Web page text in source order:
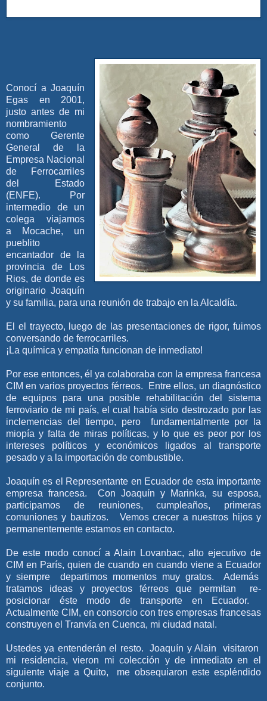
Conocí a Joaquín
Egas en 2001,
justo antes de mi
nombramiento
como Gerente
General de la
Empresa Nacional
de Ferrocarriles
del Estado
(ENFE). Por
intermedio de un
colega viajamos
a Mocache, un
pueblito
encantador de la
provincia de Los
Rios, de donde es
originario Joaquín
y su familia, para una reunión de trabajo en la Alcaldía.
El el trayecto, luego de las presentaciones de rigor, fuimos
conversando de ferrocarriles.
¡La química y empatía funcionan de inmediato!
Por ese entonces, él ya colaboraba con la empresa francesa
CIM en varios proyectos férreos. Entre ellos, un diagnóstico
de equipos para una posible rehabilitación del sistema
ferroviario de mi país, el cual había sido destrozado por las
inclemencias del tiempo, pero fundamentalmente por la
miopía y falta de miras políticas, y lo que es peor por los
intereses políticos y económicos ligados al transporte
pesado y a la importación de combustible.
Joaquín es el Representante en Ecuador de esta importante
empresa francesa. Con Joaquín y Marinka, su esposa,
participamos de reuniones, cumpleaños, primeras
comuniones y bautizos. Vemos crecer a nuestros hijos y
permanentemente estamos en contacto.
De este modo conocí a Alain Lovanbac, alto ejecutivo de
CIM en París, quien de cuando en cuando viene a Ecuador
y siempre departimos momentos muy gratos. Además
tratamos ideas y proyectos férreos que permitan re-
posicionar éste modo de transporte en Ecuador.
Actualmente CIM, en consorcio con tres empresas francesas
construyen el Tranvía en Cuenca, mi ciudad natal.
Ustedes ya entenderán el resto. Joaquín y Alain visitaron
mi residencia, vieron mi colección y de inmediato en el
siguiente viaje a Quito, me obsequiaron este espléndido
conjunto.